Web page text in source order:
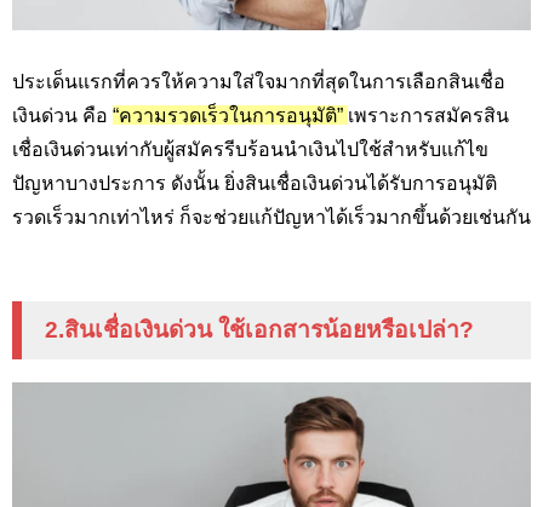
ประเด็นแรกที่ควรให้ความใส่ใจมากที่สุดในการเลือกสินเชื่อ
เงินด่วน คือ “ความรวดเร็วในการอนุมัติ” เพราะการสมัครสิน
เชื่อเงินด่วนเท่ากับผู้สมัครรีบร้อนนำเงินไปใช้สำหรับแก้ไข
ปัญหาบางประการ ดังนั้น ยิ่งสินเชื่อเงินด่วนได้รับการอนุมัติ
รวดเร็วมากเท่าไหร่ ก็จะช่วยแก้ปัญหาได้เร็วมากขึ้นด้วยเช่นกัน
2.สินเชื่อเงินด่วน ใช้เอกสารน้อยหรือเปล่า?